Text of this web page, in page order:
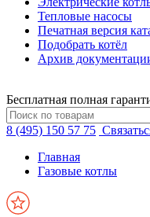
Тепловые насосы
Печатная версия
Подобрать котёл
Архив
Бесплатная полная
8 (495) 150 57 75
Главная
Газовые котлы